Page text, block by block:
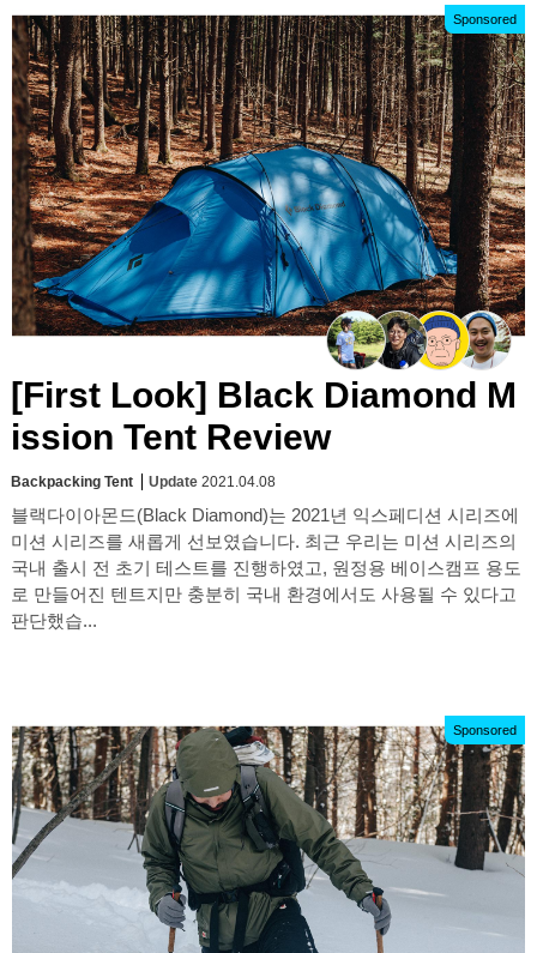
Sponsored
[First Look] Black Diamond M
ission Tent Review
Backpacking Tent Update 2021.04.08
블랙다이아몬드(Black Diamond)는 2021년 익스페디션 시리즈에
미션 시리즈를 새롭게 선보였습니다. 최근 우리는 미션 시리즈의
국내 출시 전 초기 테스트를 진행하였고, 원정용 베이스캠프 용도
로 만들어진 텐트지만 충분히 국내 환경에서도 사용될 수 있다고
판단했습...
Sponsored